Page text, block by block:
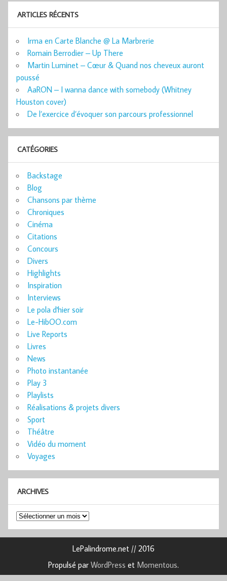
ARTICLES RÉCENTS
Irma en Carte Blanche @ La Marbrerie
Romain Berrodier – Up There
Martin Luminet – Cœur & Quand nos cheveux auront
poussé
AaRON – I wanna dance with somebody (Whitney
Houston cover)
De l’exercice d’évoquer son parcours professionnel
CATÉGORIES
Backstage
Blog
Chansons par thème
Chroniques
Cinéma
Citations
Concours
Divers
Highlights
Inspiration
Interviews
Le pola d'hier soir
Le-HibOO.com
Live Reports
Livres
News
Photo instantanée
Play 3
Playlists
Réalisations & projets divers
Sport
Théâtre
Vidéo du moment
Voyages
ARCHIVES
Archives
LePalindrome.net // 2016
Propulsé par WordPress et Momentous.